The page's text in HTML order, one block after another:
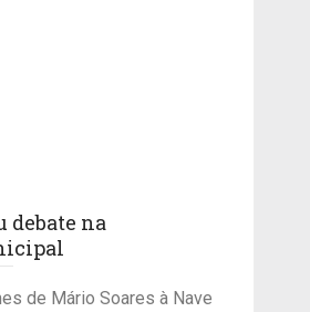
debate na
de Mário Soares à Nave